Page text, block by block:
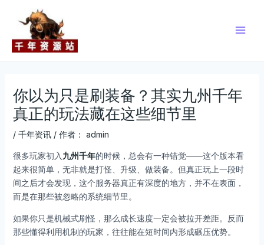
你以为只是刷装备？其实九州千年
真正的玩法藏在这些细节里
/ 千年资讯/ 作者： admin
很多玩家初入 九州千年的时候，总会有一种错觉——这个版本看
起来很简单，无非就是打怪、升级、做装备。但真正玩上一段时
间之后才会发现，这个服务器真正有深度的地方，并不在表面，
而是在那些被忽略的系统细节里。
如果你只是机械式刷怪，那么成长速度一定会被拉开差距。反而
那些懂得利用机制的玩家，往往能在短时间内形成碾压优势。
navigation